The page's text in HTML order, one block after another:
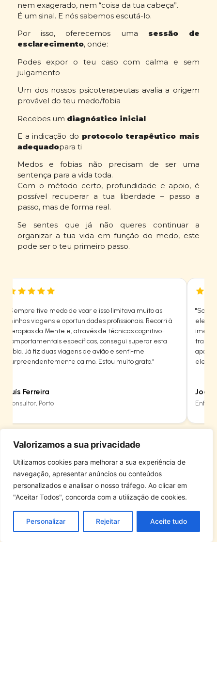
Valorizamos a sua privacidade
Utilizamos cookies para melhorar a sua experiência de
navegação, apresentar anúncios ou conteúdos
personalizados e analisar o nosso tráfego. Ao clicar em
"Aceitar Todos", concorda com a utilização de cookies.
Personalizar Rejeitar Aceite tudo
nem exagerado, nem “coisa da tua cabeça”.
É um sinal. E nós sabemos escutá-lo.
Por isso, oferecemos uma sessão de
esclarecimento, onde:
Podes expor o teu caso com calma e sem
julgamento
Um dos nossos psicoterapeutas avalia a origem
provável do teu medo/fobia
Recebes um diagnóstico inicial
E a indicação do protocolo terapêutico mais
adequadopara ti
Medos e fobias não precisam de ser uma
sentença para a vida toda.
Com o método certo, profundidade e apoio, é
possível recuperar a tua liberdade – passo a
passo, mas de forma real.
Se sentes que já não queres continuar a
organizar a tua vida em função do medo, este
pode ser o teu primeiro passo.
"Sempre tive medo de voar e isso limitava muito as
minhas viagens e oportunidades profissionais. Recorri à
Terapias da Mente e, através de técnicas cognitivo-
comportamentais específicas, consegui superar esta
fobia. Já fiz duas viagens de avião e senti-me
surpreendentemente calmo. Estou muito grato."
Luís Ferreira
Consultor, Porto
"Sofria
apoio,
Procurar ajuda é um sinal de coragem. Na
Terapias da Mente, oferecemos
acompanhamento especializado para você
dê o primeiro passo rumo ao seu bem-estar.